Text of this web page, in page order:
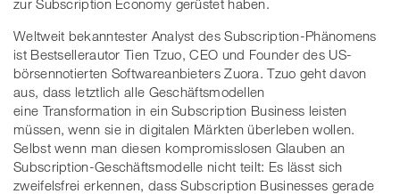
zur Subscription Economy gerüstet haben.
Weltweit bekanntester Analyst des Subscription-Phänomens
ist Bestsellerautor Tien Tzuo, CEO und Founder des US-
börsennotierten Softwareanbieters Zuora. Tzuo geht davon
aus, dass letztlich alle Geschäftsmodellen
eine Transformation in ein Subscription Business leisten
müssen, wenn sie in digitalen Märkten überleben wollen.
Selbst wenn man diesen kompromisslosen Glauben an
Subscription-Geschäftsmodelle nicht teilt: Es lässt sich
zweifelsfrei erkennen, dass Subscription Businesses gerade